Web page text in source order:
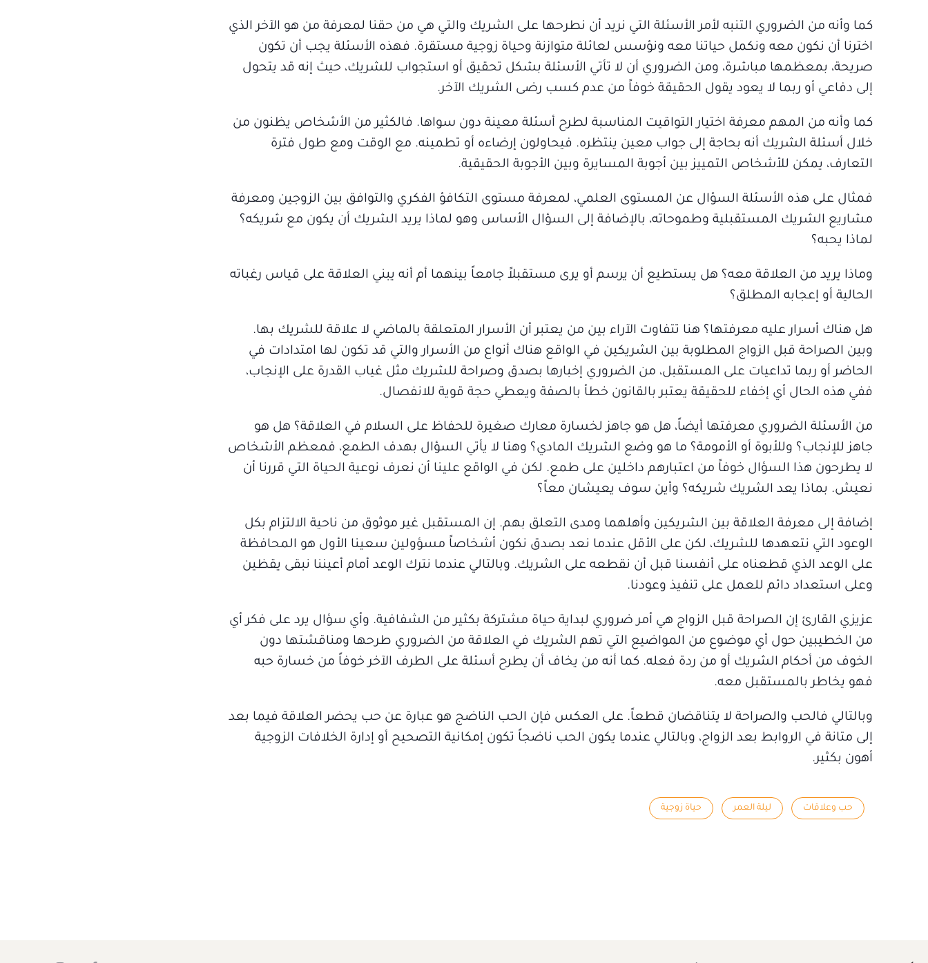
كما وأنه من الضروري التنبه لأمر الأسئلة التي نريد أن نطرحها على الشريك والتي هي من حقنا لمعرفة من هو الآخر الذي
اخترنا أن نكون معه ونكمل حياتنا معه ونؤسس لعائلة متوازنة وحياة زوجية مستقرة. فهذه الأسئلة يجب أن تكون
صريحة، بمعظمها مباشرة، ومن الضروري أن لا تأتي الأسئلة بشكل تحقيق أو استجواب للشريك، حيث إنه قد يتحول
إلى دفاعي أو ربما لا يعود يقول الحقيقة خوفاً من عدم كسب رضى الشريك الآخر.
كما وأنه من المهم معرفة اختيار التواقيت المناسبة لطرح أسئلة معينة دون سواها. فالكثير من الأشخاص يظنون من
خلال أسئلة الشريك أنه بحاجة إلى جواب معين ينتظره. فيحاولون إرضاءه أو تطمينه. مع الوقت ومع طول فترة
التعارف، يمكن للأشخاص التمييز بين أجوبة المسايرة وبين الأجوبة الحقيقية.
فمثال على هذه الأسئلة السؤال عن المستوى العلمي، لمعرفة مستوى التكافؤ الفكري والتوافق بين الزوجين ومعرفة
مشاريع الشريك المستقبلية وطموحاته، بالإضافة إلى السؤال الأساس وهو لماذا يريد الشريك أن يكون مع شريكه؟
لماذا يحبه؟
وماذا يريد من العلاقة معه؟ هل يستطيع أن يرسم أو يرى مستقبلاً جامعاً بينهما أم أنه يبني العلاقة على قياس رغباته
الحالية أو إعجابه المطلق؟
هل هناك أسرار عليه معرفتها؟ هنا تتفاوت الآراء بين من يعتبر أن الأسرار المتعلقة بالماضي لا علاقة للشريك بها.
وبين الصراحة قبل الزواج المطلوبة بين الشريكين في الواقع هناك أنواع من الأسرار والتي قد تكون لها امتدادات في
الحاضر أو ربما تداعيات على المستقبل، من الضروري إخبارها بصدق وصراحة للشريك مثل غياب القدرة على الإنجاب،
ففي هذه الحال أي إخفاء للحقيقة يعتبر بالقانون خطأ بالصفة ويعطي حجة قوية للانفصال.
من الأسئلة الضروري معرفتها أيضاً، هل هو جاهز لخسارة معارك صغيرة للحفاظ على السلام في العلاقة؟ هل هو
جاهز للإنجاب؟ وللأبوة أو الأمومة؟ ما هو وضع الشريك المادي؟ وهنا لا يأتي السؤال بهدف الطمع، فمعظم الأشخاص
لا يطرحون هذا السؤال خوفاً من اعتبارهم داخلين على طمع. لكن في الواقع علينا أن نعرف نوعية الحياة التي قررنا أن
نعيش. بماذا يعد الشريك شريكه؟ وأين سوف يعيشان معاً؟
إضافة إلى معرفة العلاقة بين الشريكين وأهلهما ومدى التعلق بهم. إن المستقبل غير موثوق من ناحية الالتزام بكل
الوعود التي نتعهدها للشريك، لكن على الأقل عندما نعد بصدق نكون أشخاصاً مسؤولين سعينا الأول هو المحافظة
على الوعد الذي قطعناه على أنفسنا قبل أن نقطعه على الشريك. وبالتالي عندما نترك الوعد أمام أعيننا نبقى يقظين
وعلى استعداد دائم للعمل على تنفيذ وعودنا.
عزيزي القارئ إن الصراحة قبل الزواج هي أمر ضروري لبداية حياة مشتركة بكثير من الشفافية. وأي سؤال يرد على فكر أي
من الخطيبين حول أي موضوع من المواضيع التي تهم الشريك في العلاقة من الضروري طرحها ومناقشتها دون
الخوف من أحكام الشريك أو من ردة فعله. كما أنه من يخاف أن يطرح أسئلة على الطرف الآخر خوفاً من خسارة حبه
فهو يخاطر بالمستقبل معه.
وبالتالي فالحب والصراحة لا يتناقضان قطعاً. على العكس فإن الحب الناضج هو عبارة عن حب يحضر العلاقة فيما بعد
إلى متانة في الروابط بعد الزواج، وبالتالي عندما يكون الحب ناضجاً تكون إمكانية التصحيح أو إدارة الخلافات الزوجية
أهون بكثير.
حب وعلاقات ليلة العمر حياة زوجية